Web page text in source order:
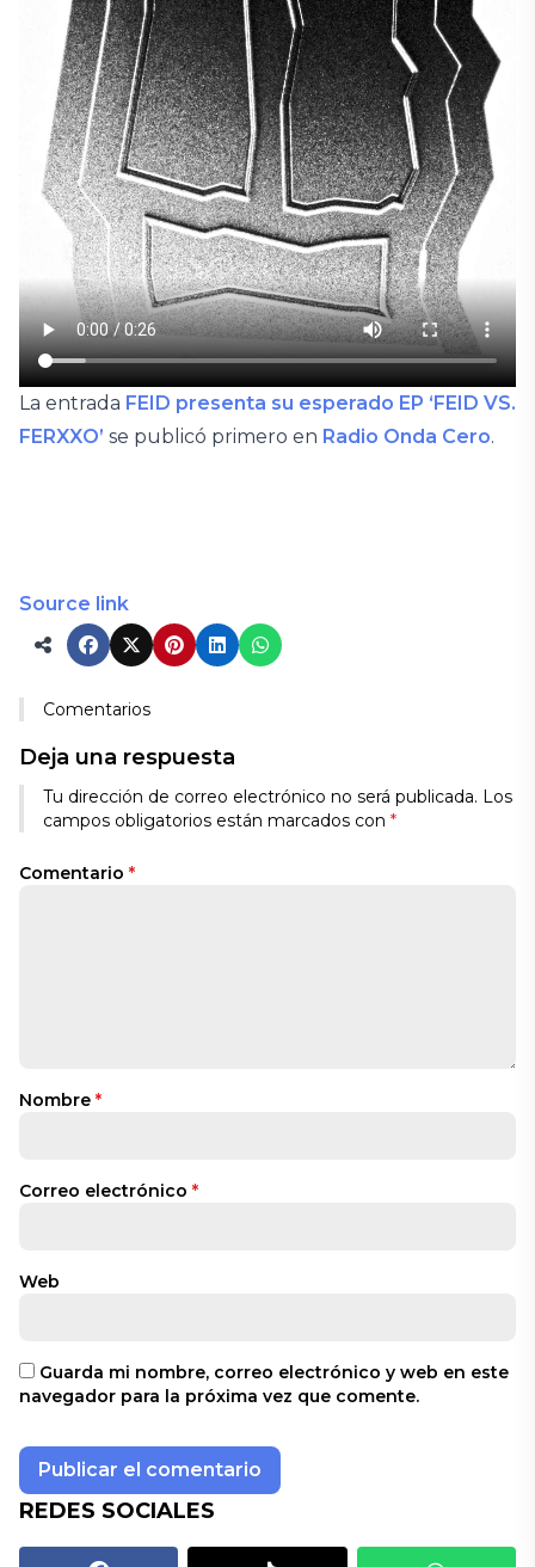
La entrada FEID presenta su esperado EP ‘FEID VS.
FERXXO’ se publicó primero en Radio Onda Cero.
Source link
Comentarios
Deja una respuesta
Tu dirección de correo electrónico no será publicada. Los
campos obligatorios están marcados con *
Comentario *
Nombre *
Correo electrónico *
Web
Guarda mi nombre, correo electrónico y web en este
navegador para la próxima vez que comente.
REDES SOCIALES